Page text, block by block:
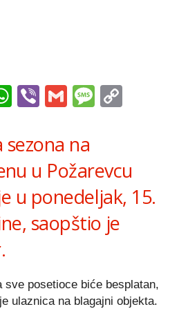
WhatsApp
ViberGmail
na
u Požarevcu
u ponedeljak, 15.
saopštio je
sve posetioce biće besplatan,
ulaznica na blagajni objekta.